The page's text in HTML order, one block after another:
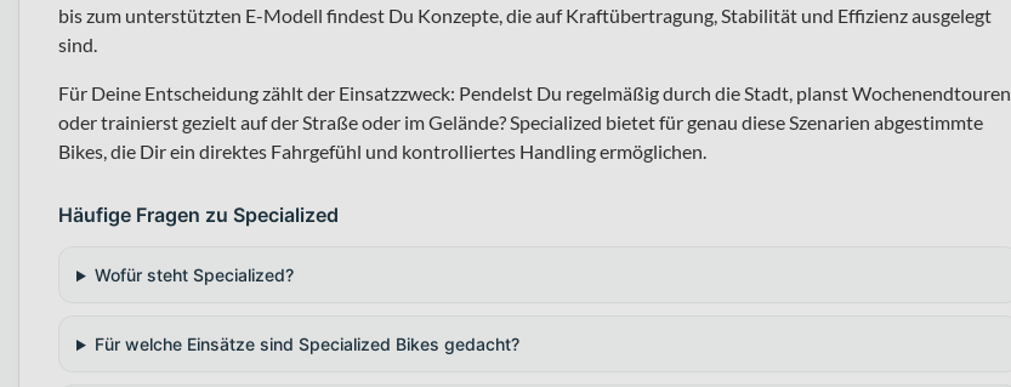
bis zum unterstützten E-Modell findest Du Konzepte, die auf Kraftübertragung, Stabilität und Effizienz ausgelegt
sind.
Für Deine Entscheidung zählt der Einsatzzweck: Pendelst Du regelmäßig durch die Stadt, planst Wochenendtouren
oder trainierst gezielt auf der Straße oder im Gelände? Specialized bietet für genau diese Szenarien abgestimmte
Bikes, die Dir ein direktes Fahrgefühl und kontrolliertes Handling ermöglichen.
Häufige Fragen zu Specialized
Wofür steht Specialized?
Für welche Einsätze sind Specialized Bikes gedacht?